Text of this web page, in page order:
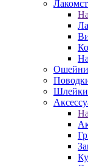
Шлейки